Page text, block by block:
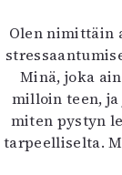
Olen nimittäin
Minä, joka
milloin teen,
miten pystyn
tarpeelliselta.